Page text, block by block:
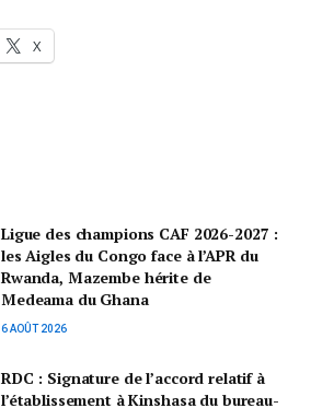
X
Ligue des champions CAF 2026-2027 :
les Aigles du Congo face à l’APR du
Rwanda, Mazembe hérite de
Medeama du Ghana
6 AOÛT 2026
RDC : Signature de l’accord relatif à
l’établissement à Kinshasa du bureau-